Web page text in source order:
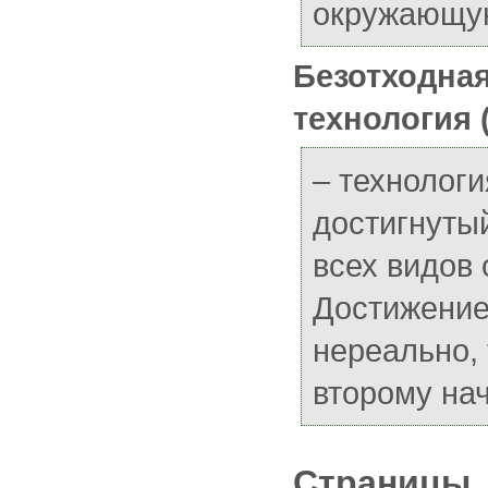
технология
–
всех видов
нереально,
второму